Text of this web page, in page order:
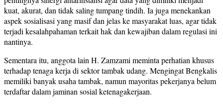
kuat, akurat, dan tidak saling tumpang tindih. Ia juga menekankan
aspek sosialisasi yang masif dan jelas ke masyarakat luas, agar tidak
terjadi kesalahpahaman terkait hak dan kewajiban dalam regulasi ini
nantinya.
Sementara itu, anggota lain H. Zamzami meminta perhatian khusus
terhadap tenaga kerja di sektor tambak udang. Mengingat Bengkalis
memiliki banyak usaha tambak, namun mayoritas pekerjanya belum
terdaftar dalam jaminan sosial ketenagakerjaan.